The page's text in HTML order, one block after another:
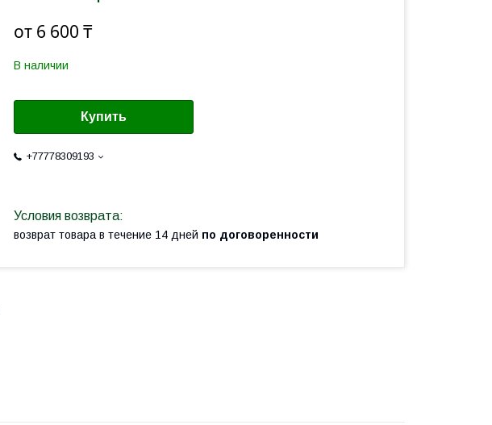
от 6 600 ₸
В наличии
Купить
+77778309193
возврат товара в течение 14 дней по договоренности